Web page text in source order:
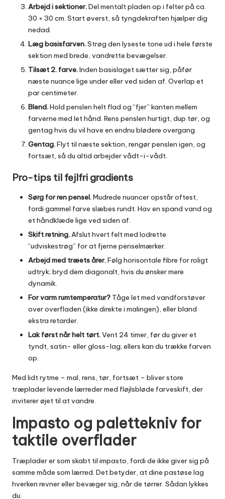
Arbejd i sektioner.Del mentalt pladen op i felter på ca.
30 × 30 cm. Start øverst, så tyngdekraften hjælper dig
nedad.
Læg basisfarven.Strøg den lyseste tone ud i hele første
sektion med brede, vandrette bevægelser.
Tilsæt 2. farve.Inden basislaget sætter sig, påfør
næste nuance lige under eller ved siden af. Overlap et
par centimeter.
Blend.Hold penslen helt flad og “fjer” kanten mellem
farverne med let hånd. Rens penslen hurtigt, dup tør, og
gentag hvis du vil have en endnu blødere overgang.
Gentag.Flyt til næste sektion, rengør penslen igen, og
fortsæt, så du altid arbejder vådt-i-vådt.
Pro-tips til fejlfri gradients
Sørg for ren pensel.Mudrede nuancer opstår oftest,
fordi gammel farve slæbes rundt. Hav en spand vand og
et håndklæde lige ved siden af.
Skift retning.Afslut hvert felt med lodrette
“udviskestrøg” for at fjerne penselmærker.
Arbejd med træets årer.Følg horisontale fibre for roligt
udtryk; bryd dem diagonalt, hvis du ønsker mere
dynamik.
For varm rumtemperatur? Tåge let med vandforstøver
over overfladen (ikke direkte i malingen), eller bland
ekstra retarder.
Lak først når helt tørt.Vent 24 timer, før du giver et
tyndt, satin- eller gloss-lag; ellers kan du trække farven
op.
Med lidt rytme – mal, rens, tør, fortsæt – bliver store
træplader levende lærreder med fløjlsbløde farveskift, der
inviterer øjet til at vandre.
Impasto og palettekniv for
taktile overflader
Træplader er som skabt til impasto, fordi de ikke giver sig på
samme måde som lærred. Det betyder, at dine pastøse lag
hverken revner eller bevæger sig, når de tørrer. Sådan lykkes
du: